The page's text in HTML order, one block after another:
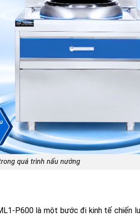
quá trình nấu nướng
P600 là một bước đi kinh tế chiến